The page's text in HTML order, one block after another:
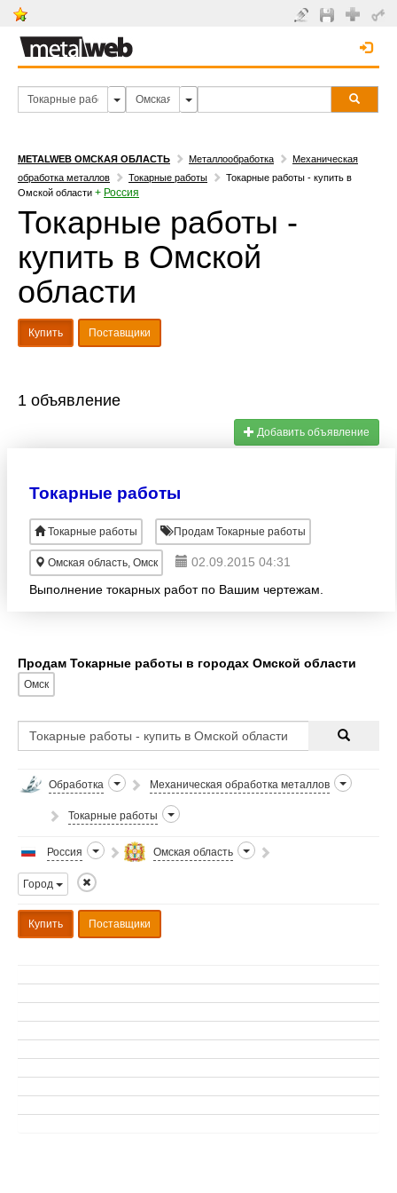
METALWEB ОМСКАЯ ОБЛАСТЬ Металлообработка
Механическая
обработка металлов
Токарные работы
Токарные работы - купить в
Омской области + Россия
Токарные работы -
купить в Омской
области
Купить Поставщики
1 объявление
Добавить объявление
Токарные работы
Токарные работы Продам Токарные работы
Омская область, Омск
02.09.2015 04:31
Выполнение токарных работ по Вашим чертежам.
Продам Токарные работы в городах Омской области
Омск
Обработка Механическая обработка металлов
Токарные работы
Россия Омская область
Город
Купить Поставщики